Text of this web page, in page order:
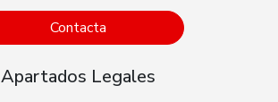
Contacta
Apartados Legales